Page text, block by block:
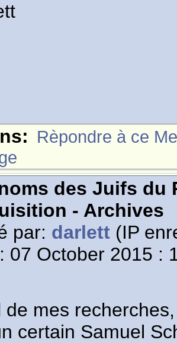
Rèpondre à ce
des Juifs du
- Archives
par: darlett (IP
07 October 2015 :
de mes
certain Samuel